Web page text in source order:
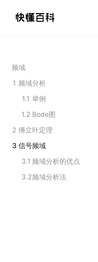
频域
1 频域分析
1.1 举例
1.2 Bode图
2 傅立叶定理
3 信号频域
3.1 频域分析的优点
3.2频域分析法